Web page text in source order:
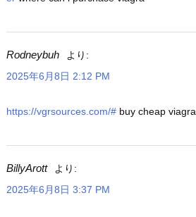
Rodneybuh
より:
2025年6月8日 2:12 PM
https://vgrsources.com/# buy cheap
BillyArott
より:
2025年6月8日 3:37 PM